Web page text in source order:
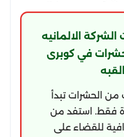
الالمانيه
في كوبرى
القبه
من الحشرات تبدأ
فقط. استفد من
للقضاء على